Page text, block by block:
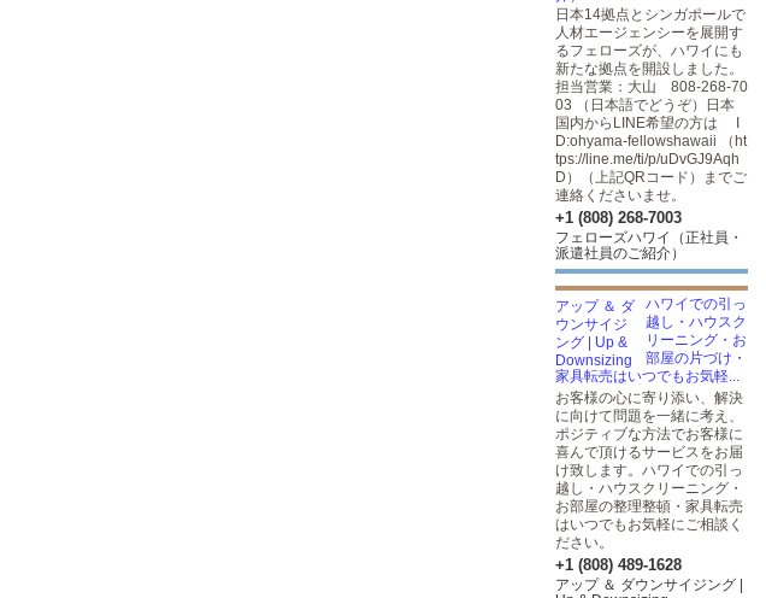
日本14拠点とシンガポールで
人材エージェンシーを展開す
るフェローズが、ハワイにも
新たな拠点を開設しました。
担当営業：大山 808-268-70
03 （日本語でどうぞ）日本
国内からLINE希望の方は I
D:ohyama-fellowshawaii （ ht
tps://line.me/ti/p/uDvGJ9Aqh
D ）（上記QRコード）までご
連絡くださいませ。
+1 (808) 268-7003
フェローズハワイ（正社員・
派遣社員のご紹介）
ハワイでの引っ
越し・ハウスク
リーニング・お
部屋の片づけ・
家具転売はいつでもお気軽...
お客様の⼼に寄り添い、解決
に向けて問題を一緒に考え、
ポジティブな方法でお客様に
喜んで頂けるサービスをお届
け致します。ハワイでの引っ
越し・ハウスクリーニング・
お部屋の整理整頓・家具転売
はいつでもお気軽にご相談く
ださい。
+1 (808) 489-1628
アップ ＆ ダウンサイジング |